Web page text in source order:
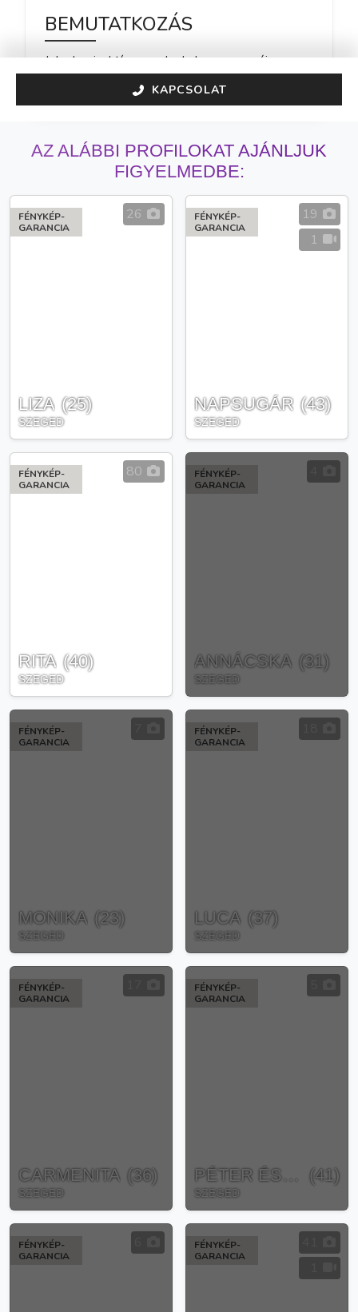
BEMUTATKOZÁS
Jelenleg inaktív vagyok, de hamarosan újra
KAPCSOLAT
AZ ALÁBBI PROFILOKAT AJÁNLJUK
FIGYELMEDBE:
FÉNYKÉP-
GARANCIA
26
LIZA (25)
SZEGED
FÉNYKÉP-
GARANCIA
19
1
NAPSUGÁR (43)
SZEGED
FÉNYKÉP-
GARANCIA
80
RITA (40)
SZEGED
FÉNYKÉP-
GARANCIA
ANNÁCSKA (31)
SZEGED
FÉNYKÉP-
GARANCIA
MONIKA (23)
SZEGED
FÉNYKÉP-
GARANCIA
LUCA (37)
SZEGED
FÉNYKÉP-
GARANCIA
CARMENITA (36)
SZEGED
FÉNYKÉP-
GARANCIA
(41)
SZEGED
FÉNYKÉP-
GARANCIA
FÉNYKÉP-
GARANCIA